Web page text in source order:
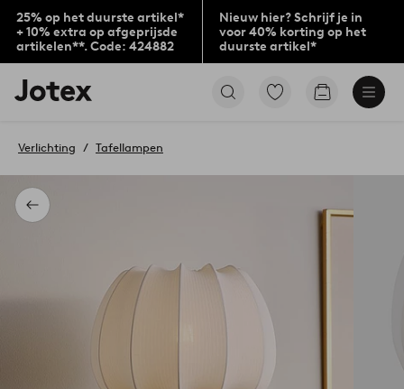
25% op het duurste artikel*
+ 10% extra op afgeprijsde
artikelen**. Code: 424882
Nieuw hier? Schrijf je in
voor 40% korting op het
duurste artikel*
Jotex
logo
to
home
page
Ga
Go
Terug
Verlichting Tafellampen